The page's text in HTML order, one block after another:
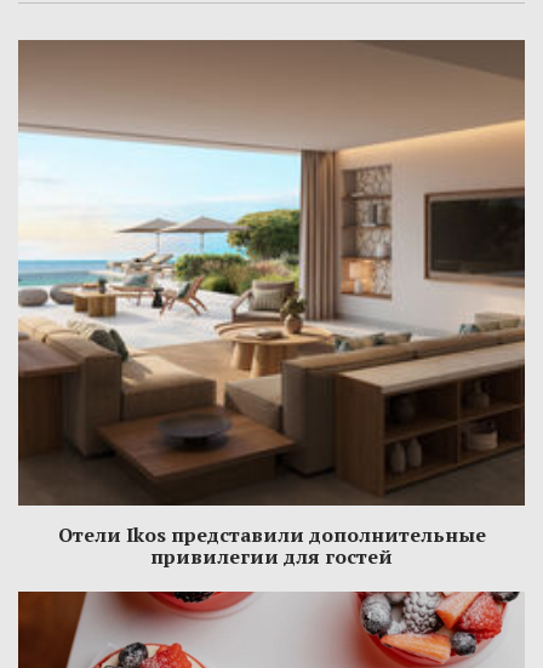
Отели Ikos представили дополнительные
привилегии для гостей